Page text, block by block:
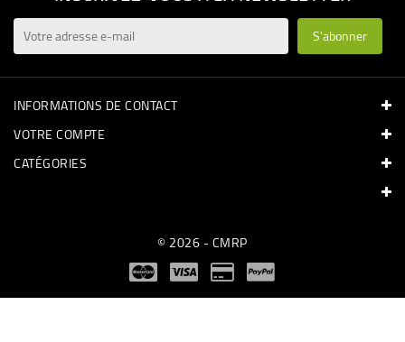
INFORMATIONS DE CONTACT
VOTRE COMPTE
CATÉGORIES
© 2026 - CMRP